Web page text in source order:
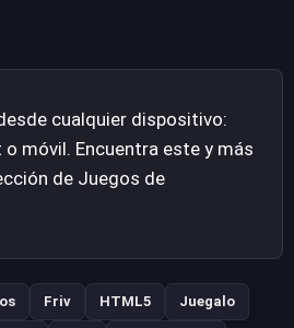
público.
línea de forma gratuita, sin
con tu navegador
cualquier dispositivo:
móvil. Encuentra este y más
de Juegos de
Friv HTML5 Juegalo